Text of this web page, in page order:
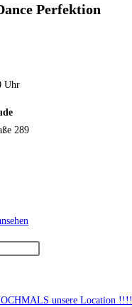
Perfektion
Uhr
289
unsere Location !!!!